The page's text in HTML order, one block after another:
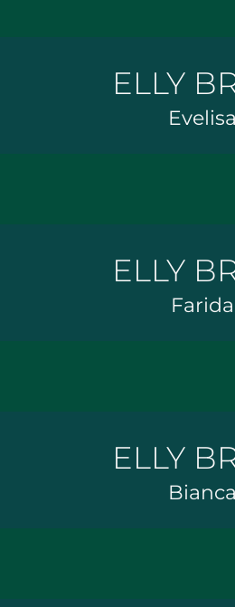
ELLY
Evelisa
ELLY
Farida
ELLY
Bianca